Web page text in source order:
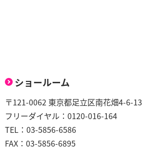
ショールーム
〒121-0062 東京都足立区南花畑4-6-13
フリーダイヤル：0120-016-164
TEL：03-5856-6586
FAX：03-5856-6895